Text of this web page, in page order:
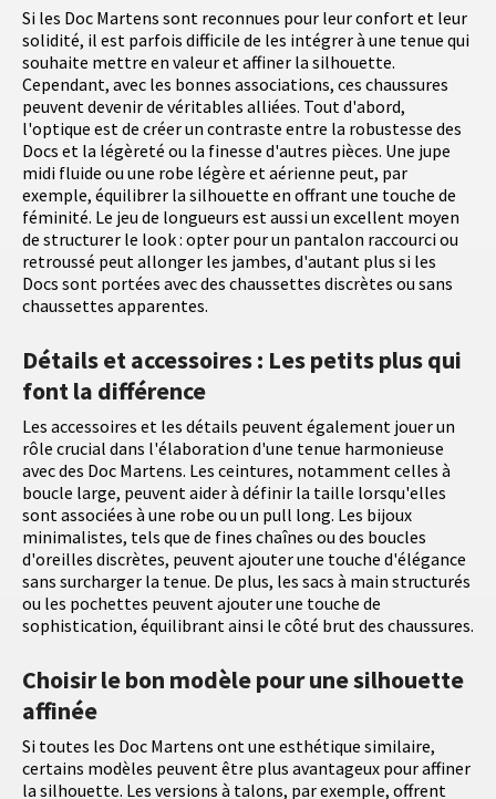
Si les Doc Martens sont reconnues pour leur confort et leur
solidité, il est parfois difficile de les intégrer à une tenue qui
souhaite mettre en valeur et affiner la silhouette.
Cependant, avec les bonnes associations, ces chaussures
peuvent devenir de véritables alliées. Tout d'abord,
l'optique est de créer un contraste entre la robustesse des
Docs et la légèreté ou la finesse d'autres pièces. Une jupe
midi fluide ou une robe légère et aérienne peut, par
exemple, équilibrer la silhouette en offrant une touche de
féminité. Le jeu de longueurs est aussi un excellent moyen
de structurer le look : opter pour un pantalon raccourci ou
retroussé peut allonger les jambes, d'autant plus si les
Docs sont portées avec des chaussettes discrètes ou sans
chaussettes apparentes.
Détails et accessoires : Les petits plus qui
font la différence
Les accessoires et les détails peuvent également jouer un
rôle crucial dans l'élaboration d'une tenue harmonieuse
avec des Doc Martens. Les ceintures, notamment celles à
boucle large, peuvent aider à définir la taille lorsqu'elles
sont associées à une robe ou un pull long. Les bijoux
minimalistes, tels que de fines chaînes ou des boucles
d'oreilles discrètes, peuvent ajouter une touche d'élégance
sans surcharger la tenue. De plus, les sacs à main structurés
ou les pochettes peuvent ajouter une touche de
sophistication, équilibrant ainsi le côté brut des chaussures.
Choisir le bon modèle pour une silhouette
affinée
Si toutes les Doc Martens ont une esthétique similaire,
certains modèles peuvent être plus avantageux pour affiner
la silhouette. Les versions à talons, par exemple, offrent